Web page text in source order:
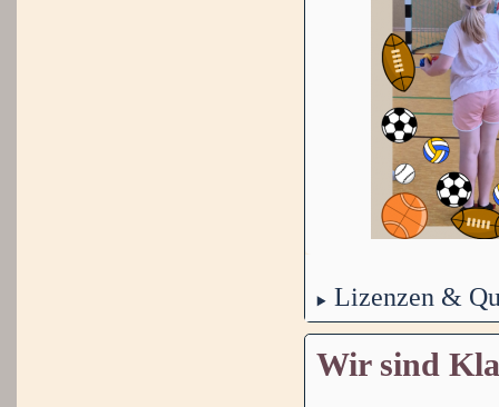
Lizenzen &
Wir sind